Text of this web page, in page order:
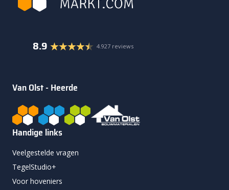
8.9 4.927 reviews
Van Olst - Heerde
Handige links
Veelgestelde vragen
TegelStudio+
Voor hoveniers